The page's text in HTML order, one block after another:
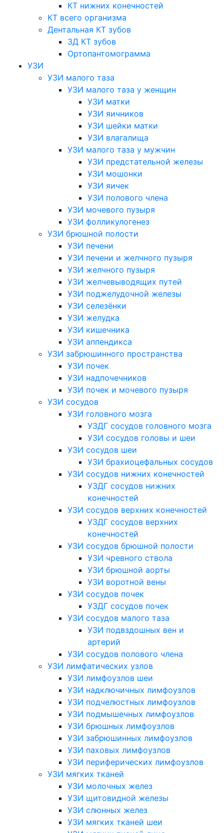
КТ нижних конечностей
КТ всего организма
Дентальная КТ зубов
3Д КТ зубов
Ортопантомограмма
УЗИ
УЗИ малого таза
УЗИ малого таза у женщин
УЗИ матки
УЗИ яичников
УЗИ шейки матки
УЗИ влагалища
УЗИ малого таза у мужчин
УЗИ предстательной железы
УЗИ мошонки
УЗИ яичек
УЗИ полового члена
УЗИ мочевого пузыря
УЗИ фолликулогенез
УЗИ брюшной полости
УЗИ печени
УЗИ печени и желчного пузыря
УЗИ желчного пузыря
УЗИ желчевыводящих путей
УЗИ поджелудочной железы
УЗИ селезёнки
УЗИ желудка
УЗИ кишечника
УЗИ аппендикса
УЗИ забрюшинного пространства
УЗИ почек
УЗИ надпочечников
УЗИ почек и мочевого пузыря
УЗИ сосудов
УЗИ головного мозга
УЗДГ сосудов головного мозга
УЗИ сосудов головы и шеи
УЗИ сосудов шеи
УЗИ брахиоцефальных сосудов
УЗИ сосудов нижних конечностей
УЗДГ сосудов нижних
конечностей
УЗИ сосудов верхних конечностей
УЗДГ сосудов верхних
конечностей
УЗИ сосудов брюшной полости
УЗИ чревного ствола
УЗИ брюшной аорты
УЗИ воротной вены
УЗИ сосудов почек
УЗДГ сосудов почек
УЗИ сосудов малого таза
УЗИ подвздошных вен и
артерий
УЗИ сосудов полового члена
УЗИ лимфатических узлов
УЗИ лимфоузлов шеи
УЗИ надключичных лимфоузлов
УЗИ подчелюстных лимфоузлов
УЗИ подмышечных лимфоузлов
УЗИ брюшных лимфоузлов
УЗИ забрюшинных лимфоузлов
УЗИ паховых лимфоузлов
УЗИ периферических лимфоузлов
УЗИ мягких тканей
УЗИ молочных желез
УЗИ щитовидной железы
УЗИ слюнных желез
УЗИ мягких тканей шеи